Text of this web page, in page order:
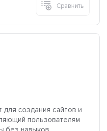
Сравнить
для создания сайтов и
пользователям